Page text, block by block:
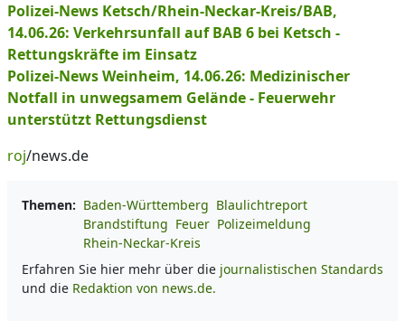
Polizei-News Ketsch/Rhein-Neckar-Kreis/BAB,
14.06.26: Verkehrsunfall auf BAB 6 bei Ketsch -
Rettungskräfte im Einsatz
Polizei-News Weinheim, 14.06.26: Medizinischer
Notfall in unwegsamem Gelände - Feuerwehr
unterstützt Rettungsdienst
roj/news.de
Themen: Baden-Württemberg Blaulichtreport
Brandstiftung Feuer Polizeimeldung
Rhein-Neckar-Kreis
Erfahren Sie hier mehr über die journalistischen Standards
und die Redaktion von news.de.